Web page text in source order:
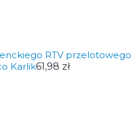
RTV przelotowego
Karlik61,98 zł